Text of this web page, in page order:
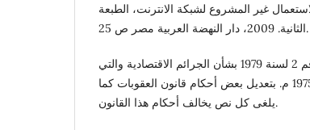
غير المشروع لشبكة الانترنت، الطبعة
الثانية. 2009، دار النهضة العربية مصر ص 25.
الغيت بموجب المادة 39 من القانون رقم 2 لسنة 1979 بشأن الجرائم الاقتصادية والتي
نصت على" يلغى القانون رقم 73 لسنة 1975 م. بتعديل بعض أحكام قانون العقوبات كما
يلغى كل نص يخالف أحكام هذا القانون.